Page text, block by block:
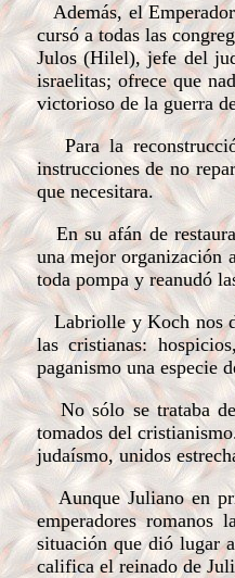
Además, el Emperador
cursó a todas las
Julos (Hilel), jefe del
israelitas; ofrece que
victorioso de la guerra
Para la
instrucciones de no
que necesitara.
En su afán de
una mejor organización
toda pompa y reanudó
Labriolle y Koch nos
las cristianas:
paganismo una especie
No sólo se trataba de
tomados del
judaísmo, unidos
Aunque Juliano en
emperadores romanos
situación que dió lugar
califica el reinado de